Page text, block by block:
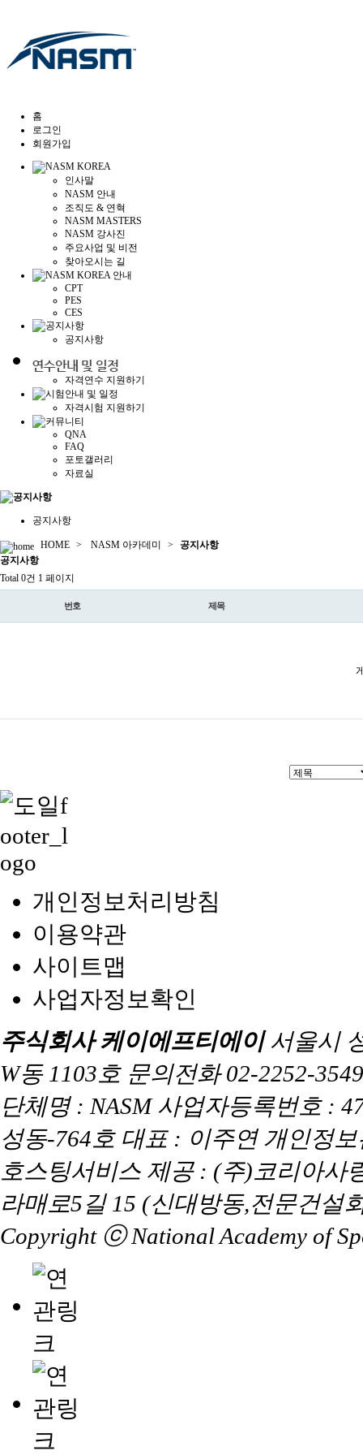
홈
로그인
회원가입
인사말
NASM 안내
조직도 & 연혁
NASM MASTERS
NASM 강사진
주요사업 및 비전
찾아오시는 길
CPT
PES
CES
공지사항
자격연수 지원하기
자격시험 지원하기
QNA
FAQ
포토갤러리
자료실
공지사항
HOME > NASM 아카데미 >
공지사항
공지 사항
Total 0건 1 페이지
번호 제목
개인정보처리방침
이용약관
사이트맵
사업자정보확인
주식회사 케이에프티에이서울시
W동 1103호 문의전화 02-2252-
단체명 : NASM 사업자등록번호 :
성동-764호 대표 : 이주연 개인정
호스팅서비스 제공 : (주)코리아
라매로5길 15 (신대방동,전문건설
Copyright ⓒ National Academy of